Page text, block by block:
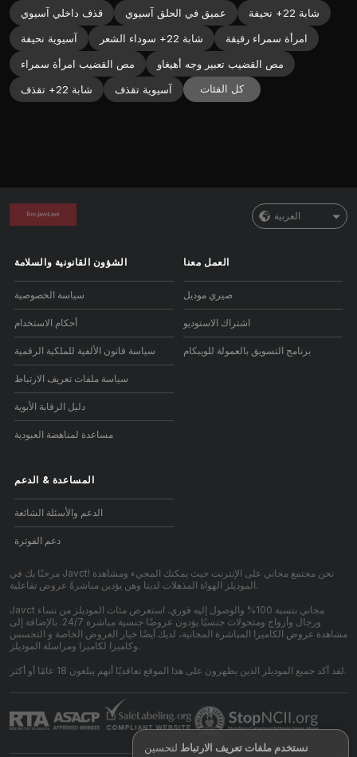
قذف داخلي آسيوي
عميق في الحلق آسيوي
شابة 22+ نحيفة
آسيوية نحيفة
شابة 22+ سوداء الشعر
امرأة سمراء رقيقة
مص القضيب امرأة سمراء
مص القضيب تعبير وجه أهيغاو
شابة 22+ تقذف
آسيوية تقذف كل الفئات
العربية
الشؤون القانونية والسلامة
سياسة الخصوصية
أحكام الاستخدام
سياسة قانون الألفية للملكية الرقمية
سياسة ملفات تعريف الارتباط
دليل الرقابة الأبوية
مساعدة لمناهضة العبودية
العمل معنا
صيري موديل
اشتراك الاستوديو
برنامج التسويق بالعمولة للويبكام
المساعدة & الدعم
الدعم والأسئلة الشائعة
دعم الفوترة
مرحبًا بك في Javct! نحن مجتمع مجاني على الإنترنت حيث يمكنك المجيء ومشاهدة
الموديلز الهواة المذهلات لدينا وهن يؤدين مباشرةً عروض تفاعلية.
Javct مجاني بنسبة 100% والوصول إليه فوري. استعرض مئات الموديلز من نساء
ورجال وأزواج ومتحولات جنسيًا يؤدون عروضًا جنسية مباشرة 24/7. بالإضافة إلى
مشاهدة عروض الكاميرا المباشرة المجانية، لديك أيضًا خيار العروض الخاصة و التجسس
وكاميرا لكاميرا ومراسلة الموديلز.
لقد أكد جميع الموديلز الذين يظهرون على هذا الموقع تعاقديًا أنهم يبلغون 18 عامًا أو أكثر.
نستخدم ملفات تعريف الارتباط لتحسين